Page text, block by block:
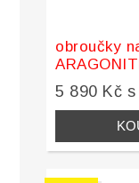
obroučky
5 890 Kč s